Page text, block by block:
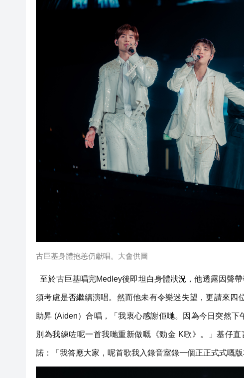
古巨基身體抱恙仍獻唱。大會供圖
至於古巨基唱完Medley後即坦白身體狀況，他透露因聲
須考慮是否繼續演唱。然而他未有令樂迷失望，更請來
助昇 (Aiden）合唱，「我衷心感謝佢哋。因為今日突然
別為我練咗呢一首我哋重新做嘅《勁金 K歌》。」基仔
諾：「我答應大家，呢首歌我入錄音室錄一個正正式式嘅